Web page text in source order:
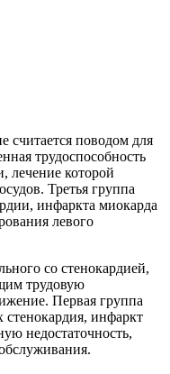
считается поводом для
трудоспособность
лечение которой
Третья группа
инфаркта миокарда
левого
со стенокардией,
трудовую
Первая группа
стенокардия, инфаркт
недостаточность,